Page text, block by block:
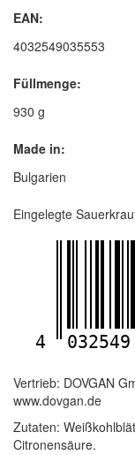
EAN:
4032549035553
Füllmenge:
930 g
Made in:
Bulgarien
Eingelegte
4 032549
Vertrieb: DOVGAN
www.dovgan.de
Zutaten:
Citronensäure.